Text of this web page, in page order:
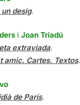
desig.
i Joan Triadú
extraviada.
amic. Cartes. Textos.
de París.